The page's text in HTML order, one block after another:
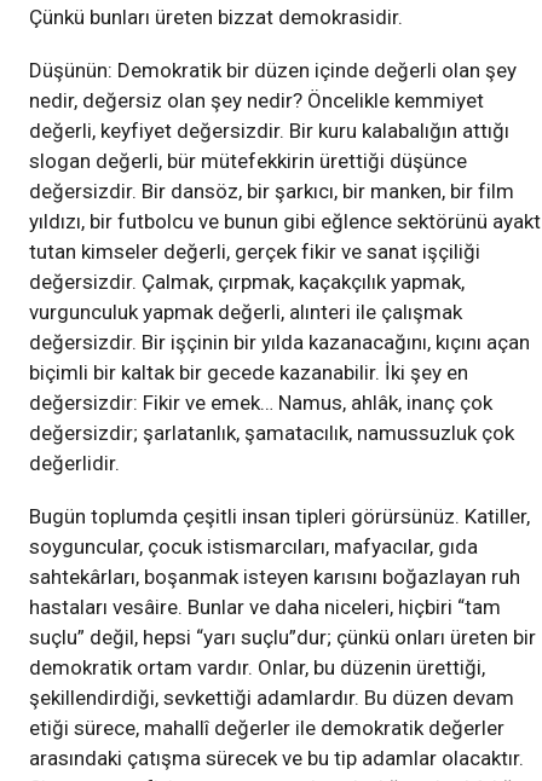
Çünkü bunları üreten bizzat demokrasidir.
Düşünün: Demokratik bir düzen içinde değerli olan şey
nedir, değersiz olan şey nedir? Öncelikle kemmiyet
değerli, keyfiyet değersizdir. Bir kuru kalabalığın attığı
slogan değerli, bür mütefekkirin ürettiği düşünce
değersizdir. Bir dansöz, bir şarkıcı, bir manken, bir film
yıldızı, bir futbolcu ve bunun gibi eğlence sektörünü
tutan kimseler değerli, gerçek fikir ve sanat işçiliği
değersizdir. Çalmak, çırpmak, kaçakçılık yapmak,
vurgunculuk yapmak değerli, alınteri ile çalışmak
değersizdir. Bir işçinin bir yılda kazanacağını, kıçını açan
biçimli bir kaltak bir gecede kazanabilir. İki şey en
değersizdir: Fikir ve emek… Namus, ahlâk, inanç çok
değersizdir; şarlatanlık, şamatacılık, namussuzluk çok
değerlidir.
Bugün toplumda çeşitli insan tipleri görürsünüz. Katiller,
soyguncular, çocuk istismarcıları, mafyacılar, gıda
sahtekârları, boşanmak isteyen karısını boğazlayan ruh
hastaları vesâire. Bunlar ve daha niceleri, hiçbiri “tam
suçlu” değil, hepsi “yarı suçlu”dur; çünkü onları üreten bir
demokratik ortam vardır. Onlar, bu düzenin ürettiği,
şekillendirdiği, sevkettiği adamlardır. Bu düzen devam
etiği sürece, mahallî değerler ile demokratik değerler
arasındaki çatışma sürecek ve bu tip adamlar olacaktır.